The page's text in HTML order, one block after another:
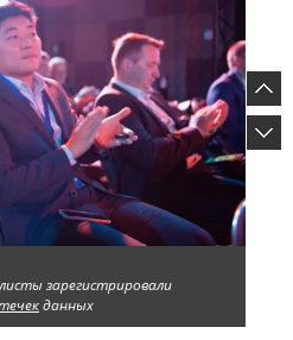
зарегистрировали
данных